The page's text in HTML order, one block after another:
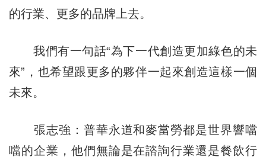
的行業、更多的品牌上去。
我們有一句話“為下一代創造更加綠色的未
來”，也希望跟更多的夥伴一起來創造這樣一個
未來。
張志強：普華永道和麥當勞都是世界響噹
噹的企業，他們無論是在諮詢行業還是餐飲行